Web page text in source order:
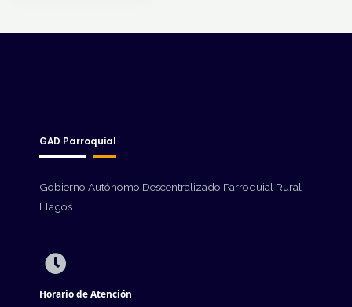
GAD Parroquial
Gobierno Autónomo Descentralizado Parroquial Rural
Llagos.
Horario de Atención